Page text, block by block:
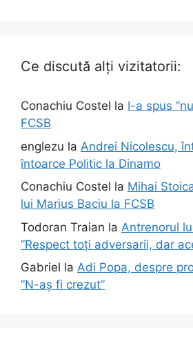
Ce discută alți vizitatorii:
Conachiu Costel la I-a spus
FCSB
englezu la Andrei Nicolescu,
întoarce Politic la Dinamo
Conachiu Costel la Mihai
lui Marius Baciu la FCSB
Todoran Traian la Antrenorul
”Respect toți adversarii, dar
Gabriel la Adi Popa, despre
”N-aș fi crezut”